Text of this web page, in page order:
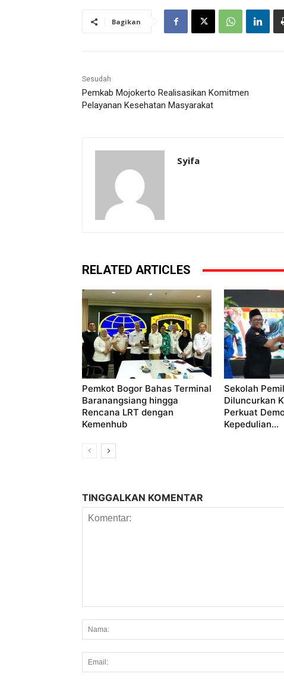
Bagikan
Sesudah
Pemkab Mojokerto Realisasikan Komitmen
Pelayanan Kesehatan Masyarakat
Syifa
RELATED ARTICLES
Pemkot Bogor Bahas Terminal
Baranangsiang hingga
Rencana LRT dengan
Kemenhub
Sekolah
Diluncurkan
Perkuat
Kepedulian...
TINGGALKAN KOMENTAR